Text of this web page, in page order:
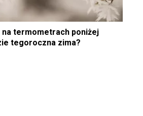
na termometrach poniżej
tegoroczna zima?